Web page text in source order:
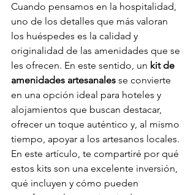
Cuando pensamos en la hospitalidad,
uno de los detalles que más valoran
los huéspedes es la calidad y
originalidad de las amenidades que se
les ofrecen. En este sentido, un kit de
amenidades artesanales se convierte
en una opción ideal para hoteles y
alojamientos que buscan destacar,
ofrecer un toque auténtico y, al mismo
tiempo, apoyar a los artesanos locales.
En este artículo, te compartiré por qué
estos kits son una excelente inversión,
qué incluyen y cómo pueden